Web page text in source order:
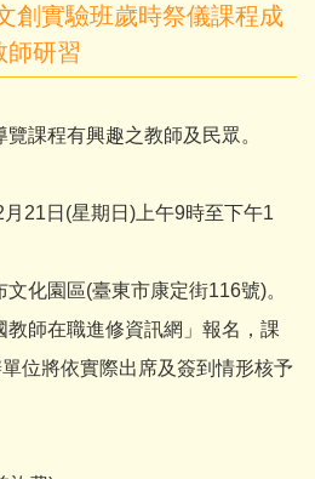
創實驗班歲時祭儀課程成
師研習
課程有興趣之教師及民眾。
21日(星期日)上午9時至下午1
化園區(臺東市康定街116號)。
教師在職進修資訊網」報名，課
位將依實際出席及簽到情形核予